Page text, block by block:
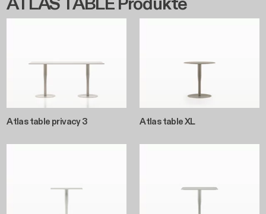
Atlas table privacy 3 Atlas table XL
Atlas table privacy 1 Atlas table XL